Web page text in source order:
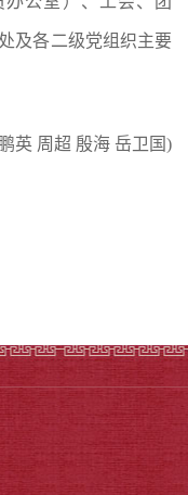
及各二级党组织主要
英 周超 殷海 岳卫国)